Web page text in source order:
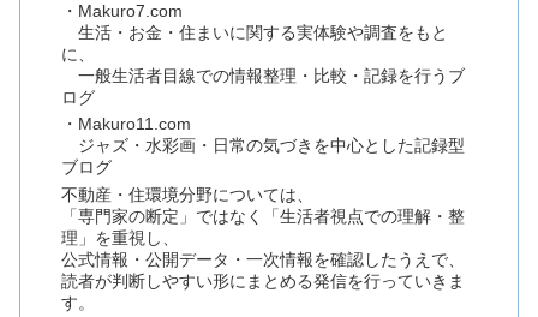
・Makuro7.com
生活・お金・住まいに関する実体験や調査をもと
に、
一般生活者目線での情報整理・比較・記録を行うブ
ログ
・Makuro11.com
ジャズ・水彩画・日常の気づきを中心とした記録型
ブログ
不動産・住環境分野については、
「専門家の断定」ではなく「生活者視点での理解・整
理」を重視し、
公式情報・公開データ・一次情報を確認したうえで、
読者が判断しやすい形にまとめる発信を行っていきま
す。